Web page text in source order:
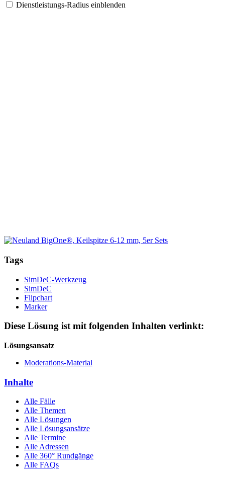
Dienstleistungs-Radius einblenden
Tags
SimDeC-Werkzeug
SimDeC
Flipchart
Marker
Diese Lösung ist mit folgenden Inhalten verlinkt:
Lösungsansatz
Moderations-Material
Inhalte
Alle Fälle
Alle Themen
Alle Lösungen
Alle Lösungsansätze
Alle Termine
Alle Adressen
Alle 360° Rundgänge
Alle FAQs